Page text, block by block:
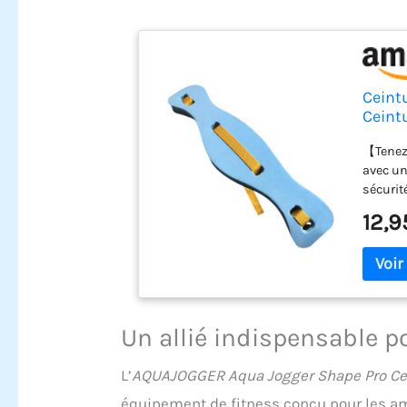
【
avec
avec
d'eau
pas
bord
Un allié indispensable
L’AQUAJOGGER Aqua Jogger Shape Pro
équipement de fitness conçu pour les